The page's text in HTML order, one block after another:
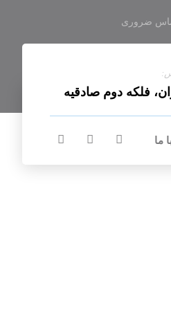
ضروری
فلکه دوم صادقیه
ما